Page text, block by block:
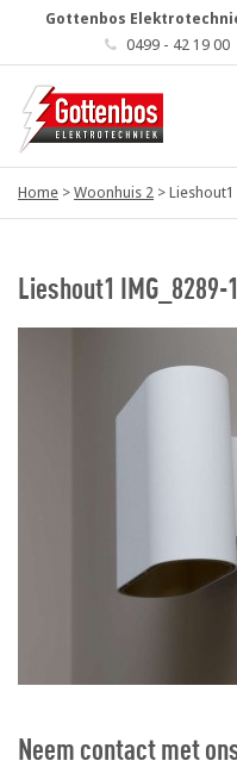
Gottenbos
0499 - 42 19 00
Home > Woonhuis 2 >
Lieshout1 IMG_8289-
Neem contact met